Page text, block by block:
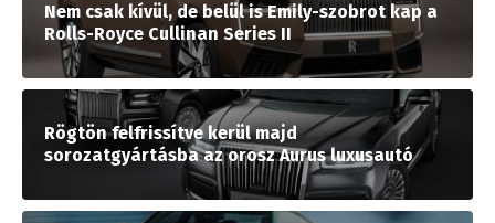
Nem csak kívül, de belül is Emily-szobrot kap a
Rolls-Royce Cullinan Series II
Rögtön felfrissítve kerül majd
sorozatgyártásba az orosz Aurus luxusautó